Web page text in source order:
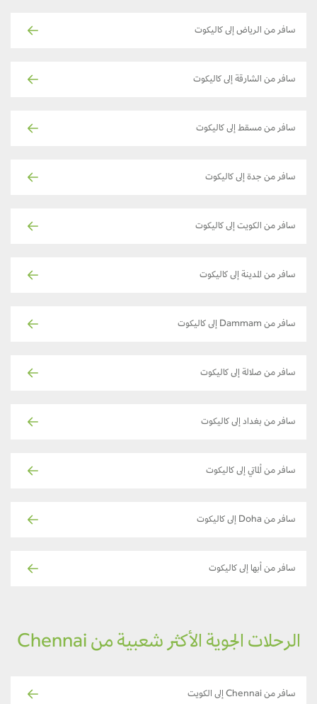
سافر من الرياض إلى كاليكوت
سافر من الشارقة إلى كاليكوت
سافر من مسقط إلى كاليكوت
سافر من جدة إلى كاليكوت
سافر من الكويت إلى كاليكوت
سافر من المدينة إلى كاليكوت
سافر من Dammam إلى كاليكوت
سافر من صلالة إلى كاليكوت
سافر من بغداد إلى كاليكوت
سافر من ألماتي إلى كاليكوت
سافر من Doha إلى كاليكوت
سافر من أبها إلى كاليكوت
الرحلات الجوية الأكثر شعبية من Chennai
سافر من Chennai إلى الكويت